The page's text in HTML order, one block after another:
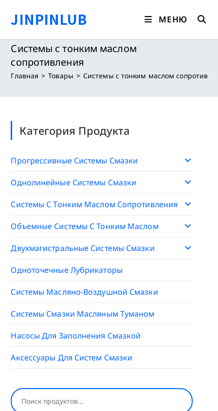
содержимому
JINPINLUB МЕНЮ
Системы с тонким маслом
сопротивления
Главная > Товары > Системы с тонким маслом
Категория Продукта
Прогрессивные Системы Смазки
Однолинейные Системы Смазки
Системы С Тонким Маслом Сопротивления
Объемные Системы С Тонким Маслом
Двухмагистральные Системы Смазки
Одноточечные Лубрикаторы
Системы Масляно-Воздушной Смазки
Системы Смазки Масляным Туманом
Насосы Для Заполнения Смазкой
Аксессуары Для Систем Смазки
Поиск